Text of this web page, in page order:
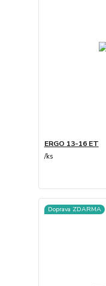
ERGO 13-16 ET
/ks
Doprava ZDARMA